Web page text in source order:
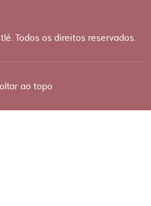
Todos os direitos reservados.
ao topo